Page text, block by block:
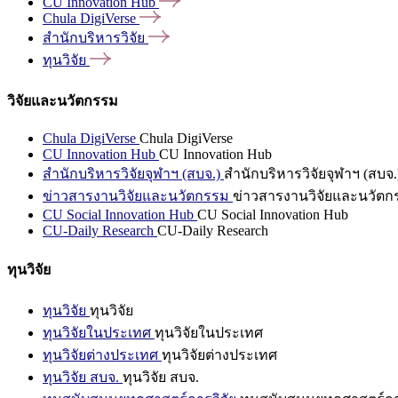
Chula DigiVerse
สำนักบริหารวิจัย
ทุนวิจัย
วิจัยและนวัตกรรม
Chula DigiVerse Chula DigiVerse
CU Innovation Hub CU Innovation Hub
สำนักบริหารวิจัยจุฬาฯ (สบจ.) สำนักบริหารวิจัยจุฬาฯ (สบจ
ข่าวสารงานวิจัยและนวัตกรรม ข่าวสารงานวิจัยและนวัตก
CU Social Innovation Hub CU Social Innovation Hub
CU-Daily Research CU-Daily Research
ทุนวิจัย
ทุนวิจัย ทุนวิจัย
ทุนวิจัยในประเทศ ทุนวิจัยในประเทศ
ทุนวิจัยต่างประเทศ ทุนวิจัยต่างประเทศ
ทุนวิจัย สบจ. ทุนวิจัย สบจ.